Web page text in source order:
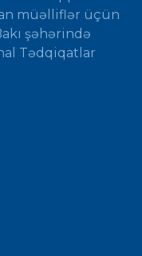
müəlliflər üçün
şəhərində
Tədqiqatlar